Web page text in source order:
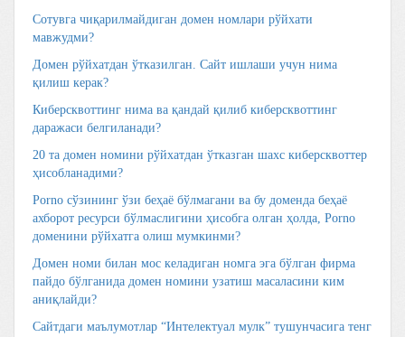
Сотувга чиқарилмайдиган домен номлари рўйхати
мавжудми?
Домен рўйхатдан ўтказилган. Сайт ишлаши учун нима
қилиш керак?
Киберсквоттинг нима ва қандай қилиб киберсквоттинг
даражаси белгиланади?
20 та домен номини рўйхатдан ўтказган шахс киберсквоттер
ҳисобланадими?
Porno сўзининг ўзи беҳаё бўлмагани ва бу доменда беҳаё
ахборот ресурси бўлмаслигини ҳисобга олган ҳолда, Porno
доменини рўйхатга олиш мумкинми?
Домен номи билан мос келадиган номга эга бўлган фирма
пайдо бўлганида домен номини узатиш масаласини ким
аниқлайди?
Сайтдаги маълумотлар “Интелектуал мулк” тушунчасига тенг